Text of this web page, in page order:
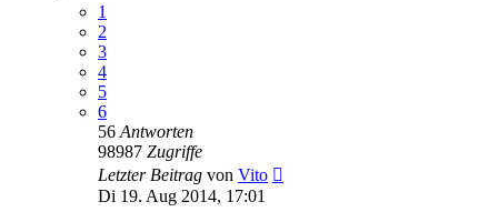
1
2
3
4
5
6
56 Antworten
98987 Zugriffe
Letzter Beitrag von Vito
Di 19. Aug 2014, 17:01